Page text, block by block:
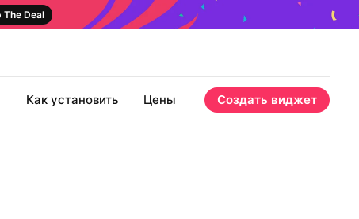
The Deal
Как установить Цены Создать виджет